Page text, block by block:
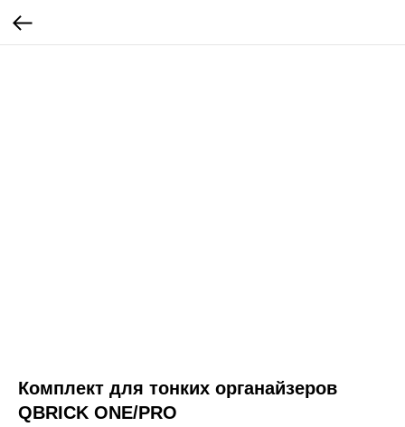
Комплект для тонких органайзеров
QBRICK ONE/PRO